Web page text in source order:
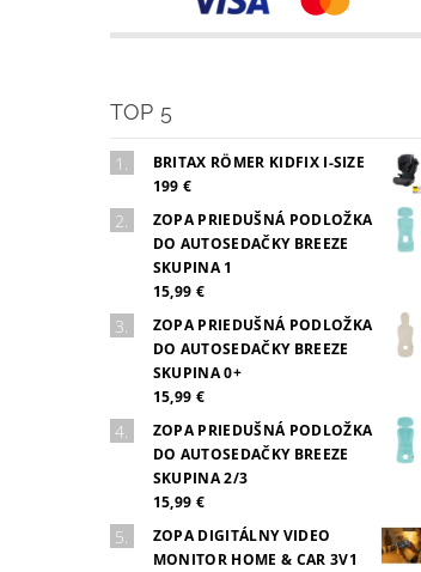
TOP 5
BRITAX RÖMER KIDFIX I-SIZE
199 €
ZOPA PRIEDUŠNÁ PODLOŽKA
DO AUTOSEDAČKY BREEZE
SKUPINA 1
15,99 €
ZOPA PRIEDUŠNÁ PODLOŽKA
DO AUTOSEDAČKY BREEZE
SKUPINA 0+
15,99 €
ZOPA PRIEDUŠNÁ PODLOŽKA
DO AUTOSEDAČKY BREEZE
SKUPINA 2/3
15,99 €
ZOPA DIGITÁLNY VIDEO
MONITOR HOME & CAR 3V1